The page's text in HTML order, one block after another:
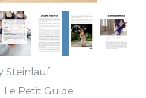
Steinlauf
Le Petit Guide